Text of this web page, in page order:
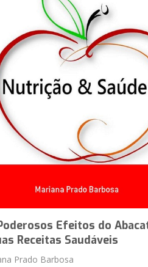
Efeitos do
Receitas Saudáveis
Prado Barbosa